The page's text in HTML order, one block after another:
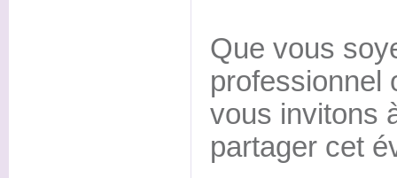
Que vous
professionnel
vous invitons
partager cet